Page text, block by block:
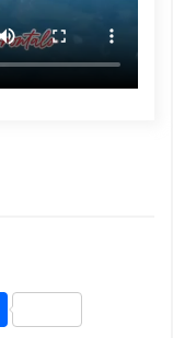
Share